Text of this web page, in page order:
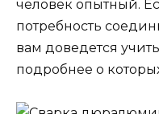
человек опытный.
потребность
вам доведется
подробнее о